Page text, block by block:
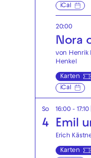
iCal
20:00
Nora
von Henrik
Henkel
Karten
iCal
So
4
16:00 - 17:10|
Emil
Erich
Karten